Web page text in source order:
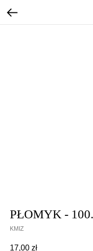
PŁOMYK -
KMIZ
17,00 zł